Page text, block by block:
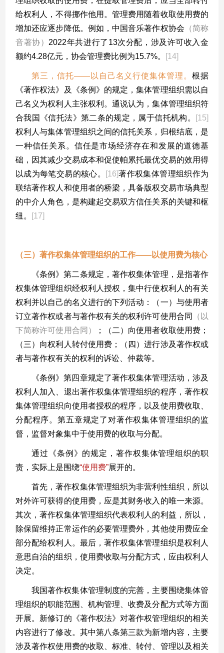
给权利人，不得挪作他用。管理费用随着收取使用费的
增加还应逐步降低。例如，中国音乐著作权协会 （简称
音著协） 2022年共进行了 13次分配，涉及许可收入金
额约4.28亿元，协会管理费比例为15.7%。 [14]
第三，信托——以自己名义行使集体管理。根据
《著作权法》及《条例》的规定，集体管理组织需以自
己名义为权利人主张权利。通说认为，集体管理组织符
合我国《信托法》第二条的规定，属于信托机构。
[15]
权利人与集体管理组织之间的信托关系，归根结底，是
一种信任关系。信任是市场经济存在和发展的道德基
础，因其减少交易成本和促使帕累托最优交易的效用得
以成为每笔交易的核心。
[16]著作权集体管理组织作为
联结著作权人和使用者的桥梁，具备版权交易市场典型
的中介人角色，是构建起交易双方信任关系的关键和枢
纽。
[17]
（三）著作权集体管理组织的工作——以使用费为核心
《条例》第二条规定，著作权集体管理，是指著作
权集体管理组织经权利人授权，集中行使权利人的有关
权利并以自己的名义进行的下列活动：（一）与使用者
订立著作权或者与著作权有关的权利许可使用合同
（以
下简称许可使用合同）
；（二）向使用者收取使用费；
（三）向权利人转付使用费；（四）进行涉及著作权或
者与著作权有关的权利的诉讼、仲裁等。
《条例》第四章规定了著作权集体管理活动，涉及
权利人加入、退出著作权集体管理组织的程序，著作权
集体管理组织向使用者授权的程序，以及使用费收取、
分配程序。第五章规定了对著作权集体管理组织的监
督，监督对象集中于使用费的收取与分配。
通过《条例》的规定，著作权集体管理组织的职
责，实际上是围绕“使用费”展开的。
首先，著作权集体管理组织为非营利性组织，所以
对外许可获得的使用费，应是其财务收入的唯一来源。
其次，著作权集体管理组织代表权利人的利益，所以，
除保留维持正常运作的必要管理费外，其他使用费应全
部分配给权利人。最后，著作权集体管理组织是权利人
意思自治的组织，使用费收取与分配方式，应由权利人
决定。
我国著作权集体管理制度的完善，主要围绕集体管
理组织的职能范围、机构管理、收费及分配方式等方面
开展。新修订的《著作权法》对著作权管理组织的相关
内容进行了修改。其中第八条第三款为新增内容，主要
涉及著作权使用费的收取、标准、转付、管理以及相关